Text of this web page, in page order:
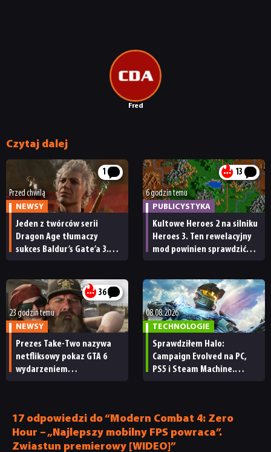
Fred
Czytaj dalej
1
Przed chwilą
NEWSY
Jeden z twórców serii
Dragon Age tłumaczy
sukces Baldur’s Gate’a 3.
przerwie”
13
6 godzin temu
PUBLICYSTYKA
Kultowe Heroes 2 na silniku
Heroes 3. Ten rewelacyjny
mod powinien sprawdzić
36
23 godzin temu
NEWSY
Prezes Take-Two nazywa
netfliksowy pokaz GTA 6
wydarzeniem
08.08.2026
TECHNOLOGIE
Sprawdziłem Halo:
Campaign Evolved na PC,
PS5 i Steam Machine.
17 odpowiedzi do “Modern Combat 4: Zero
Hour – „Najlepszy mobilny FPS powraca”.
Zwiastun premierowy [WIDEO]”